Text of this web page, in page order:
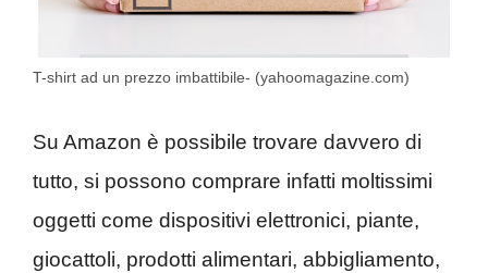
T-shirt ad un prezzo imbattibile- (yahoomagazine.com)
Su Amazon è possibile trovare davvero di
tutto, si possono comprare infatti moltissimi
oggetti come dispositivi elettronici, piante,
giocattoli, prodotti alimentari, abbigliamento,